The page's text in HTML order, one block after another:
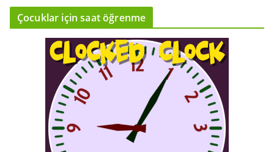
Çocuklar için saat öğrenme